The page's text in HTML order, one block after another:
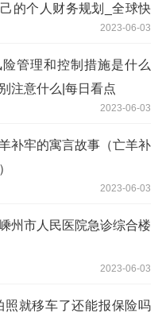
的个人财务规划_全球快
2023-06-03
管理和控制措施是什么
注意什么|每日看点
2023-06-03
补牢的寓言故事（亡羊补
2023-06-03
州市人民医院急诊综合楼
2023-06-03
照就移车了还能报保险吗